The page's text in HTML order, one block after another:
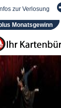
zur Verlosung
Monatsgewinn